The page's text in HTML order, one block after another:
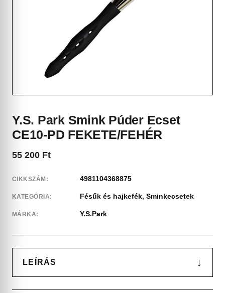
Y.S. Park Smink Púder Ecset
CE10-PD FEKETE/FEHÉR
55 200 Ft
CIKKSZÁM: 4981104368875
KATEGÓRIA: Fésűk és hajkefék, Sminkecsetek
MÁRKA: Y.S.Park
LEÍRÁS ↓